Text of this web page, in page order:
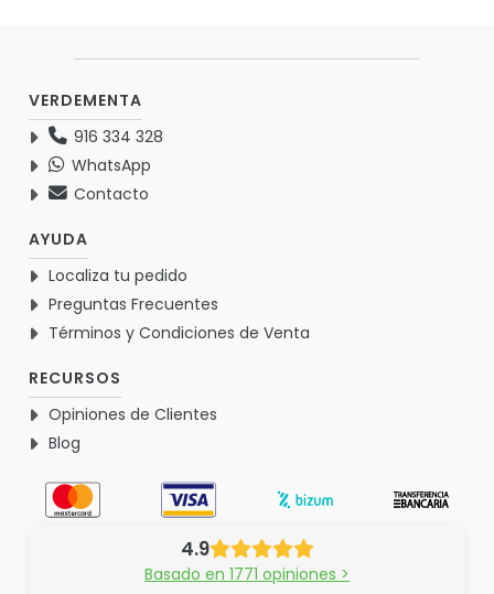
VERDEMENTA
916 334 328
WhatsApp
Contacto
AYUDA
Localiza tu pedido
Preguntas Frecuentes
Términos y Condiciones de Venta
RECURSOS
Opiniones de Clientes
Blog
4.9
Basado en 1771 opiniones >